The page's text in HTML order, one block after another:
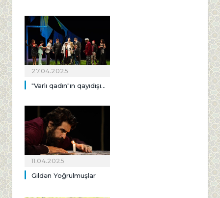
27.04.2025
"Varlı qadın"ın qayıdışı...
11.04.2025
Gildən Yoğrulmuşlar